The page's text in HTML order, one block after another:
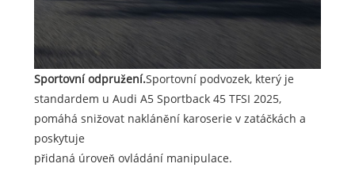
Sportovní odpružení.Sportovní podvozek, který je
standardem u Audi A5 Sportback 45 TFSI 2025,
pomáhá snižovat naklánění karoserie v zatáčkách a
poskytuje
přidaná úroveň ovládání manipulace.